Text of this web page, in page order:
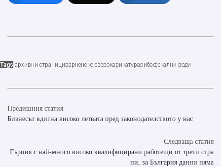
Tags архивни странициварненско езерокарикатурарибафекални води
Предишния статия
Бизнесът вдигна високо летвата пред законодателството у нас
Следваща статия
Гърция с най-много високо квалифицирани работещи от трети стра
ни, за България данни няма